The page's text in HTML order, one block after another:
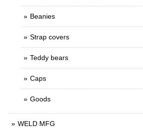
Beanies
Strap covers
Teddy bears
Caps
Goods
WELD MFG